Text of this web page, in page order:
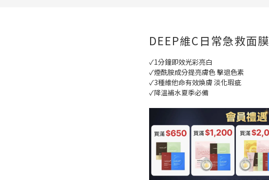
DEEP維C日常急救面膜
✓1分鐘即效光彩亮白
✓煙酰胺成分提亮膚色 擊退色素
✓3種維他命有效煥膚 淡化瑕疵
✓降溫補水夏季必備